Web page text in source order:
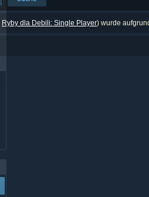
Ryby dla Debili: Single Player) wurde